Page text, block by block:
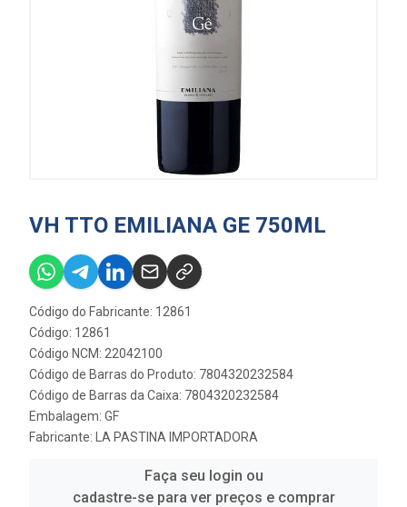
VH TTO EMILIANA GE 750ML
Código do Fabricante: 12861
Código: 12861
Código NCM: 22042100
Código de Barras do Produto: 7804320232584
Código de Barras da Caixa: 7804320232584
Embalagem: GF
Fabricante:
LA PASTINA IMPORTADORA
Faça seu login ou
cadastre-se para ver preços e comprar